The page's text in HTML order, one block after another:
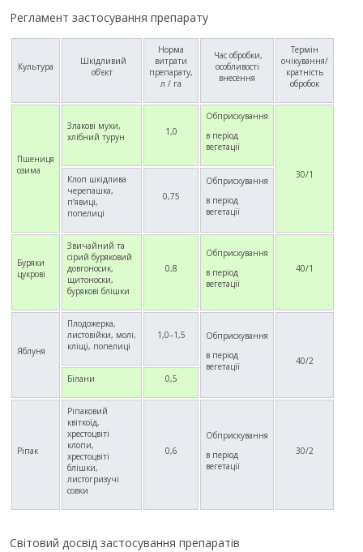
Регламент застосування препарату
Культура
Шкідливий
об’єкт
Норма
витрати
препарату,
л / га
Час обробки,
особливості
внесення
Термін
очікування/
кратність
обробок
Пшениця
озима
Злакові мухи,
хлібний турун
1,0
Обприскування
в період
вегетації
30/1
Клоп шкідлива
черепашка,
п’явиці,
попелиці
0,75
Обприскування
в період
вегетації
Буряки
цукрові
Звичайний та
сірий буряковий
довгоносик,
щитоноски,
бурякові блішки
0,8
Обприскування
в період
вегетації
40/1
Яблуня
Плодожерка,
листовійки, молі,
кліщі, попелиці
1,0–1,5
Обприскування
в період
вегетації
40/2
Білани
0,5
Ріпак
Ріпаковий
квіткоїд,
хрестоцвіті
клопи,
хрестоцвіті
блішки,
листогризучі
совки
0,6
Обприскування
в період
вегетації
30/2
Світовий досвід застосування препаратів